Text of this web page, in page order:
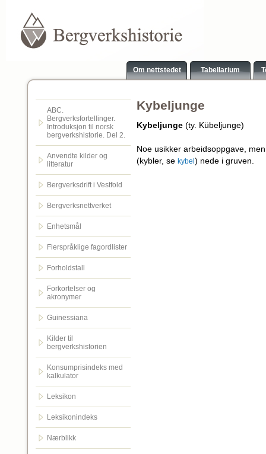
Om nettstedet Tabellarium
ABC.
Bergverksfortellinger.
Introduksjon til norsk
bergverkshistorie. Del 2.
Anvendte kilder og
litteratur
Bergverksdrift i Vestfold
Bergverksnettverket
Enhetsmål
Flerspråklige fagordlister
Forholdstall
Forkortelser og
akronymer
Guinessiana
Kilder til
bergverkshistorien
Konsumprisindeks med
kalkulator
Leksikon
Leksikonindeks
Nærblikk
Kybeljunge
Kybeljunge (ty. Kübeljunge)
Noe usikker arbeidsoppgave,
(kybler, se kybel) nede i gruven.